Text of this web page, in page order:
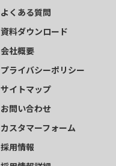
よくある質問
資料ダウンロード
会社概要
プライバシーポリシー
サイトマップ
お問い合わせ
カスタマーフォーム
採用情報